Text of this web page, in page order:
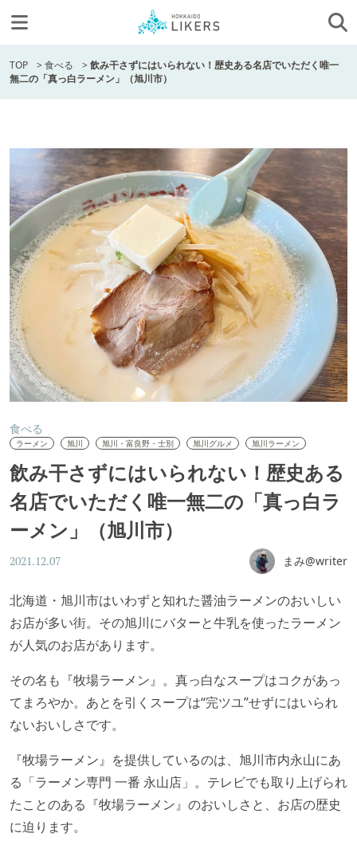
TOP >食べる >飲み干さずにはいられない！歴史ある名店でいただく唯一
無二の「真っ白ラーメン」（旭川市）
食べる
ラーメン 旭川 旭川・富良野・士別 旭川グルメ 旭川ラーメン
飲み干さずにはいられない！歴史ある
名店でいただく唯一無二の「真っ白ラ
ーメン」（旭川市）
2021.12.07 まみ@writer
北海道・旭川市はいわずと知れた醤油ラーメンのおいしい
お店が多い街。その旭川にバターと牛乳を使ったラーメン
が人気のお店があります。
その名も『牧場ラーメン』。真っ白なスープはコクがあっ
てまろやか。あとを引くスープは“完ツユ”せずにはいられ
ないおいしさです。
『牧場ラーメン』を提供しているのは、旭川市内永山にあ
る「ラーメン専門 一番 永山店」。テレビでも取り上げられ
たことのある『牧場ラーメン』のおいしさと、お店の歴史
に迫ります。